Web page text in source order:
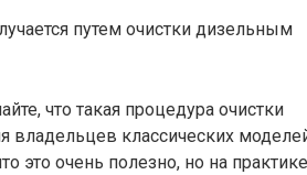
путем очистки дизельным
что такая процедура очистки
владельцев классических
это очень полезно, но на